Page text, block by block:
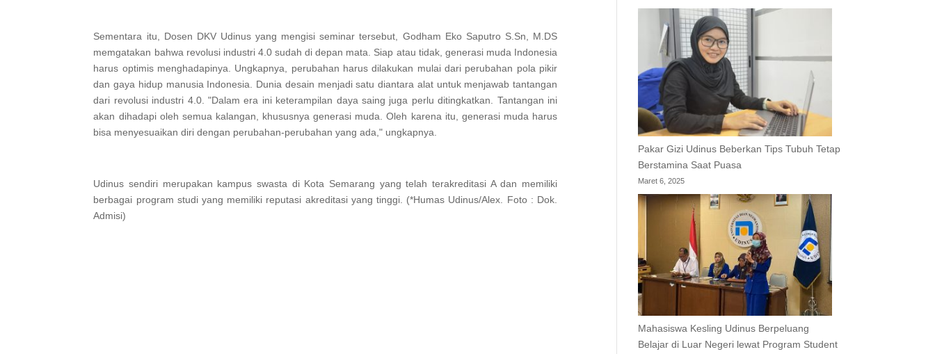
Sementara itu, Dosen DKV Udinus yang mengisi seminar tersebut, Godham Eko Saputro S.Sn, M.DS
memgatakan bahwa revolusi industri 4.0 sudah di depan mata. Siap atau tidak, generasi muda Indonesia
harus optimis menghadapinya. Ungkapnya, perubahan harus dilakukan mulai dari perubahan pola pikir
dan gaya hidup manusia Indonesia. Dunia desain menjadi satu diantara alat untuk menjawab tantangan
dari revolusi industri 4.0. "Dalam era ini keterampilan daya saing juga perlu ditingkatkan. Tantangan ini
akan dihadapi oleh semua kalangan, khususnya generasi muda. Oleh karena itu, generasi muda harus
bisa menyesuaikan diri dengan perubahan-perubahan yang ada," ungkapnya.
Udinus sendiri merupakan kampus swasta di Kota Semarang yang telah terakreditasi A dan memiliki
berbagai program studi yang memiliki reputasi akreditasi yang tinggi. (*Humas Udinus/Alex. Foto : Dok.
Admisi)
Pakar Gizi Udinus Beberkan Tips Tubuh Tetap
Berstamina Saat Puasa
Maret 6, 2025
Mahasiswa Kesling Udinus Berpeluang
Belajar di Luar Negeri lewat Program Student